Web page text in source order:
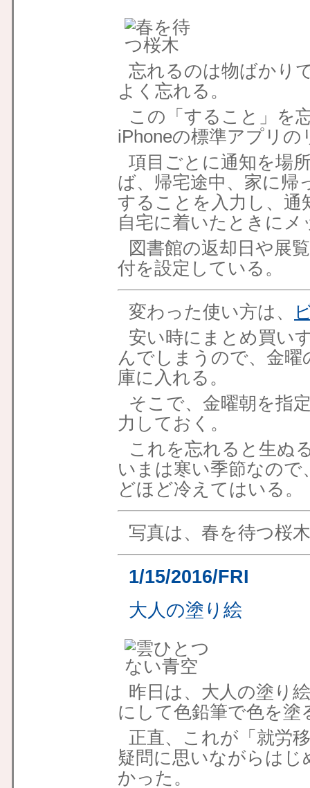
忘れるのは物ばかり
よく忘れる。
この「すること」を
iPhoneの標準アプリ
項目ごとに通知を場
ば、帰宅途中、家に
することを入力し、通
自宅に着いたときに
図書館の返却日や展
付を設定している。
変わった使い方は、
安い時にまとめ買い
んでしまうので、金
庫に入れる。
そこで、金曜朝を指
力しておく。
これを忘れると生ぬ
いまは寒い季節なの
どほど冷えてはいる。
写真は、春を待つ桜
1/15/2016/FRI
大人の塗り絵
昨日は、大人の塗り
にして色鉛筆で色を塗
正直、これが「就労
疑問に思いながらは
かった。